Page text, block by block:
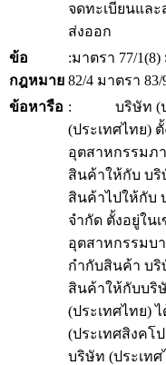
จดทะเบียนแล
ส่งออก
ข้อ
กฎหมาย
:มาตรา 77/
82/4 มาตรา
ข้อหารือ : บริษัท (ประ
(ประเทศไทย)
อุตสาหกรรมภ
สินค้าให้กับ บริ
สินค้าไปให้กับ
จำกัด ตั้งอยู่ใน
อุตสาหกรรมบ
กำกับสินค้า บริ
สินค้าให้กับบริ
(ประเทศไทย)
(ประเทศสิงคโ
บริษัท (ประเทศ